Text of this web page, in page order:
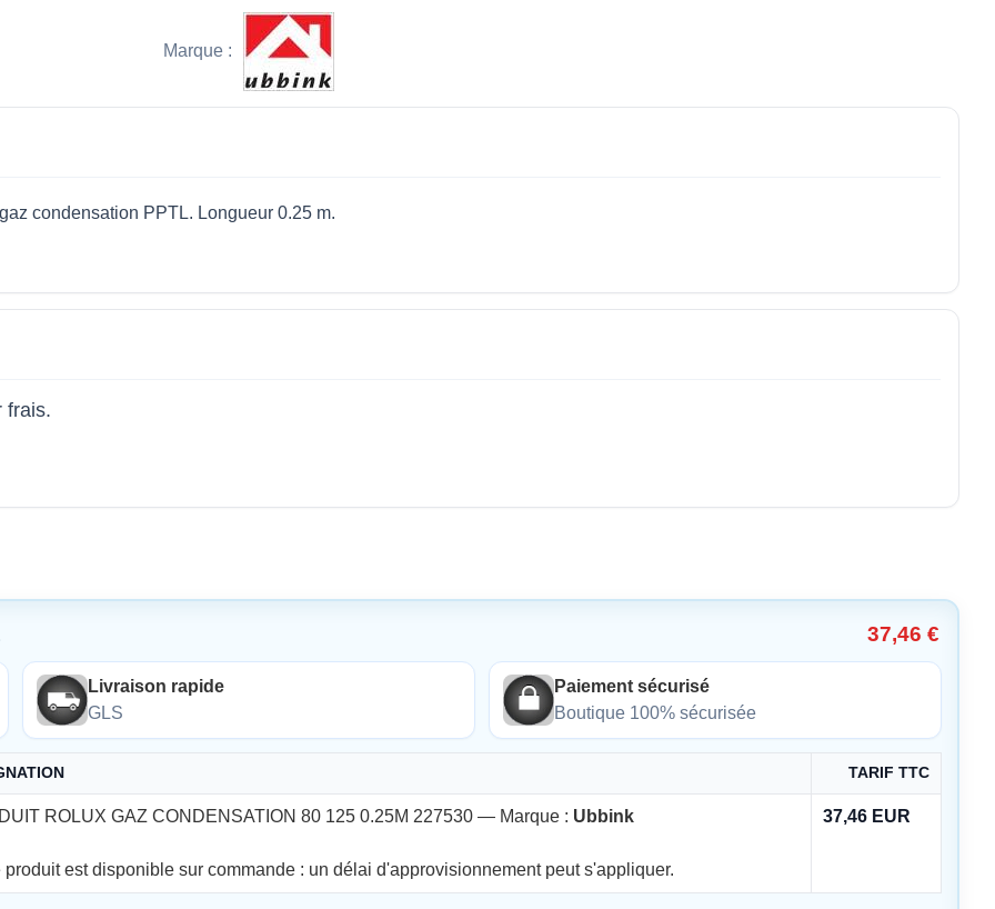
Marque :
condensation PPTL. Longueur 0.25 m.
frais.
37,46 €
Livraison rapide
GLS
Paiement sécurisé
Boutique 100% sécurisée
TARIF TTC
ROLUX GAZ CONDENSATION 80 125 0.25M 227530 — Marque : Ubbink
produit est disponible sur commande : un délai d'approvisionnement peut s'appliquer.
37,46 EUR